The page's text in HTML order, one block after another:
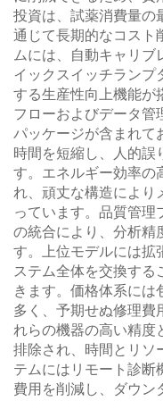
投資は、試薬消費量の
通じて長期的なコスト
ムには、自動キャリブ
イックスイッチランプ
する生産性向上機能が
フローおよびデータ管
パッケージが含まれて
時間を短縮し、人的誤
す。エネルギー効率の
れ、頑丈な構造により
っています。品質管
の統合により、分析精
す。上位モデルには拡
ステム全体を交換する
きます。価格体系に
多く、予期せぬ修理費
れらの機器の高い精度
排除され、時間とリソ
テムにはリモート診断
費用を削減し、ダウン